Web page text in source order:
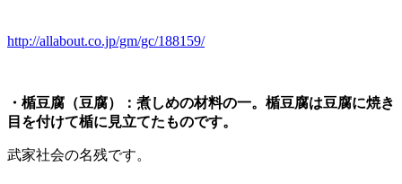
http://allabout.co.jp/gm/gc/188159/
・楯豆腐（豆腐）：煮しめの材料の一。楯豆腐は豆腐に焼き
目を付けて楯に見立てたものです。
武家社会の名残です。